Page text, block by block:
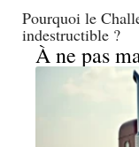
Pourquoi le
indestructible ?
À ne pas